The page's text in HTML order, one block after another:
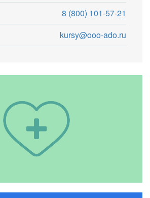
8 (800) 101-57-21
kursy@ooo-ado.ru